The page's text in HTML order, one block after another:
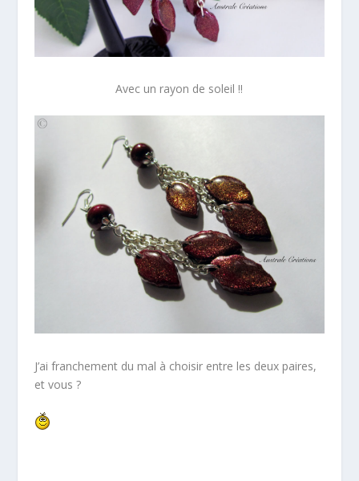
Avec un rayon de soleil !!
J’ai franchement du mal à choisir entre les deux paires,
et vous ?